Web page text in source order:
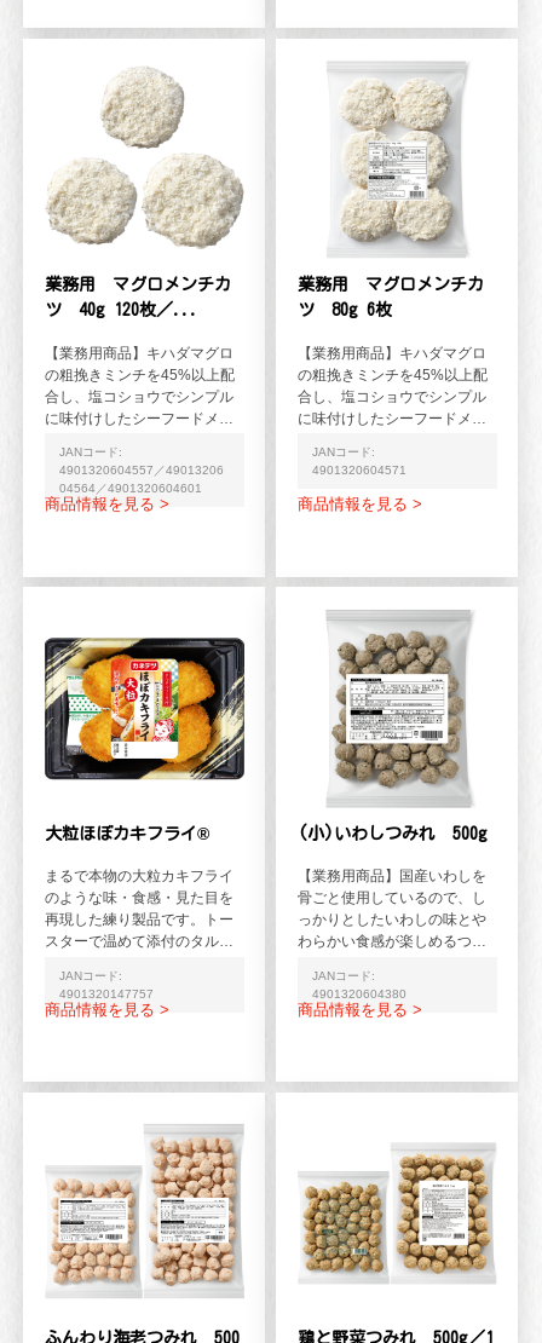
業務用 マグロメンチカ
ツ 40g 120枚／...
【業務用商品】キハダマグロ
の粗挽きミンチを45%以上配
合し、塩コショウでシンプル
に味付けしたシーフードメン
たまま170℃の油で揚...
JANコード:
4901320604557／49013206
04564／4901320604601
商品情報を見る >
業務用 マグロメンチカ
ツ 80g 6枚
【業務用商品】キハダマグロ
の粗挽きミンチを45%以上配
合し、塩コショウでシンプル
に味付けしたシーフードメン
たまま170℃の油で揚...
JANコード:
4901320604571
商品情報を見る >
大粒ほぼカキフライ®
まるで本物の大粒カキフライ
のような味・食感・見た目を
再現した練り製品です。トー
スターで温めて添付のタルタ
より一層引き立ち、さらに...
JANコード:
4901320147757
商品情報を見る >
(小)いわしつみれ 500g
【業務用商品】国産いわしを
骨ごと使用しているので、し
っかりとしたいわしの味とや
わらかい食感が楽しめるつみ
JANコード:
4901320604380
商品情報を見る >
ふんわり海老つみれ 500 鶏と野菜つみれ 500g／1